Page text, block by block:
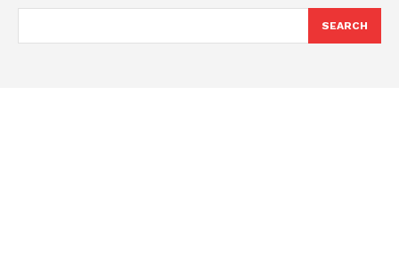
SEARCH